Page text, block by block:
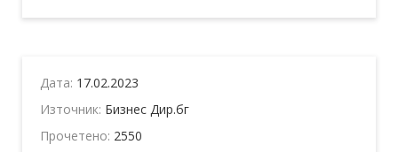
Дата: 17.02.2023
Източник: Бизнес Дир.бг
Прочетено: 2550